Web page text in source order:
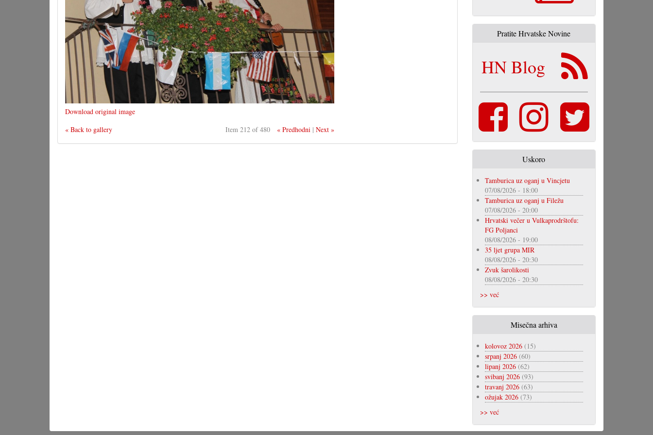
Download original image
« Back to gallery
Item 212 of 480 « Predhodni |Next »
Pratite Hrvatske Novine
HN Blog
Uskoro
Tamburica uz oganj u Vincjetu
07/08/2026 - 18:00
Tamburica uz oganj u Filežu
07/08/2026 - 20:00
Hrvatski večer u Vulkaprodrštofu:
FG Poljanci
08/08/2026 - 19:00
35 ljet grupa MIR
08/08/2026 - 20:30
Zvuk šarolikosti
08/08/2026 - 20:30
>> već
Misečna arhiva
kolovoz 2026(15)
srpanj 2026(60)
lipanj 2026(62)
svibanj 2026(93)
travanj 2026(63)
ožujak 2026(73)
>> već